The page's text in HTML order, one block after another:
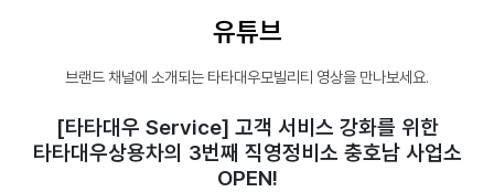
유튜브
브랜드 채널에 소개되는 타타대우모빌리티 영상을 만나보세요.
[타타대우 Service] 고객 서비스 강화를 위한
타타대우상용차의 3번째 직영정비소 충호남 사업소
OPEN!